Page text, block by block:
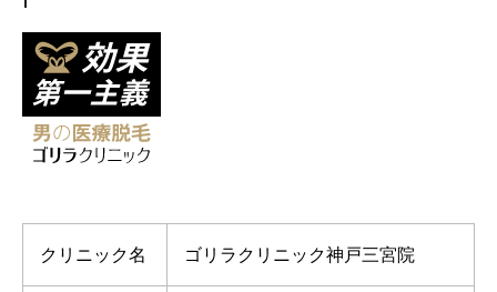
クリニック名 ゴリラクリニック神戸三宮院